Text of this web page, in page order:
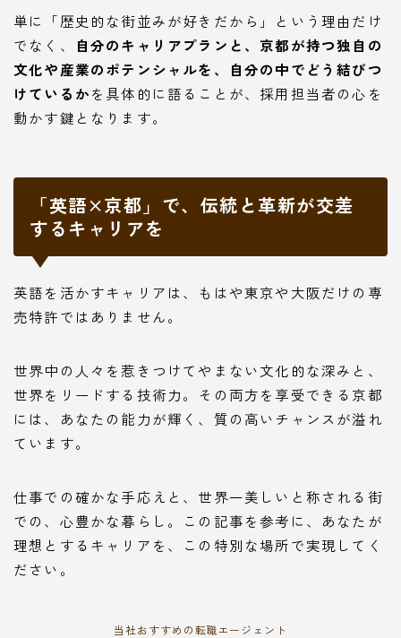
単に「歴史的な街並みが好きだから」という理由だけ
でなく、
自分のキャリアプランと、京都が持つ独自の
文化や産業のポテンシャルを、自分の中でどう結びつ
けているかを具体的に語ることが、採用担当者の心を
動かす鍵となります。
「英語×京都」で、伝統と革新が交差
するキャリアを
英語を活かすキャリアは、もはや東京や大阪だけの専
売特許ではありません。
世界中の人々を惹きつけてやまない文化的な深みと、
世界をリードする技術力。その両方を享受できる京都
には、あなたの能力が輝く、質の高いチャンスが溢れ
ています。
仕事での確かな手応えと、世界一美しいと称される街
での、心豊かな暮らし。この記事を参考に、あなたが
理想とするキャリアを、この特別な場所で実現してく
ださい。
当社おすすめの転職エージェント